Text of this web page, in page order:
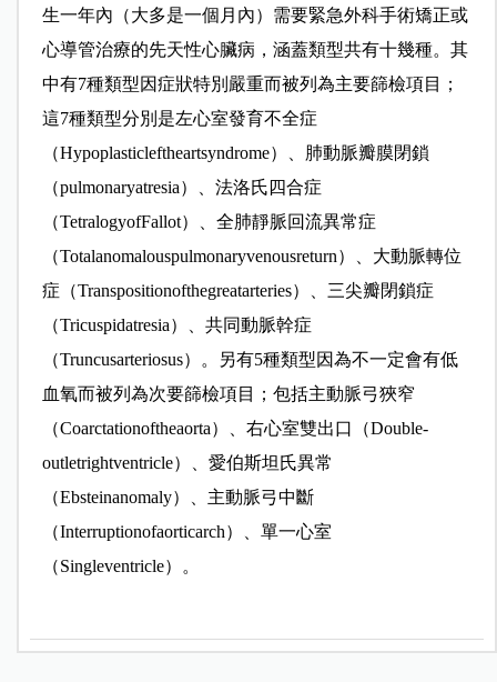
生一年內（大多是一個月內）需要緊急外科手術矯正或
心導管治療的先天性心臟病，涵蓋類型共有十幾種。其
中有7種類型因症狀特別嚴重而被列為主要篩檢項目；
這7種類型分別是左心室發育不全症
（Hypoplasticleftheartsyndrome）、肺動脈瓣膜閉鎖
（pulmonaryatresia）、法洛氏四合症
（TetralogyofFallot）、全肺靜脈回流異常症
（Totalanomalouspulmonaryvenousreturn）、大動脈轉位
症（Transpositionofthegreatarteries）、三尖瓣閉鎖症
（Tricuspidatresia）、共同動脈幹症
（Truncusarteriosus）。另有5種類型因為不一定會有低
血氧而被列為次要篩檢項目；包括主動脈弓狹窄
（Coarctationoftheaorta）、右心室雙出口（Double-
outletrightventricle）、愛伯斯坦氏異常
（Ebsteinanomaly）、主動脈弓中斷
（Interruptionofaorticarch）、單一心室
（Singleventricle）。